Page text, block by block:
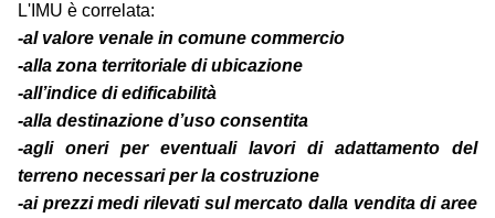
L'IMU è correlata:
-al valore venale in comune commercio
-alla zona territoriale di ubicazione
-all’indice di edificabilità
-alla destinazione d’uso consentita
-agli oneri per eventuali lavori di adattamento del
terreno necessari per la costruzione
-ai prezzi medi rilevati sul mercato dalla vendita di aree